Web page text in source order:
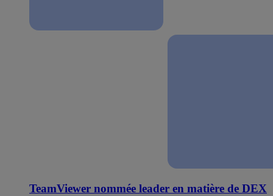
TeamViewer nommée leader en matière de DEX